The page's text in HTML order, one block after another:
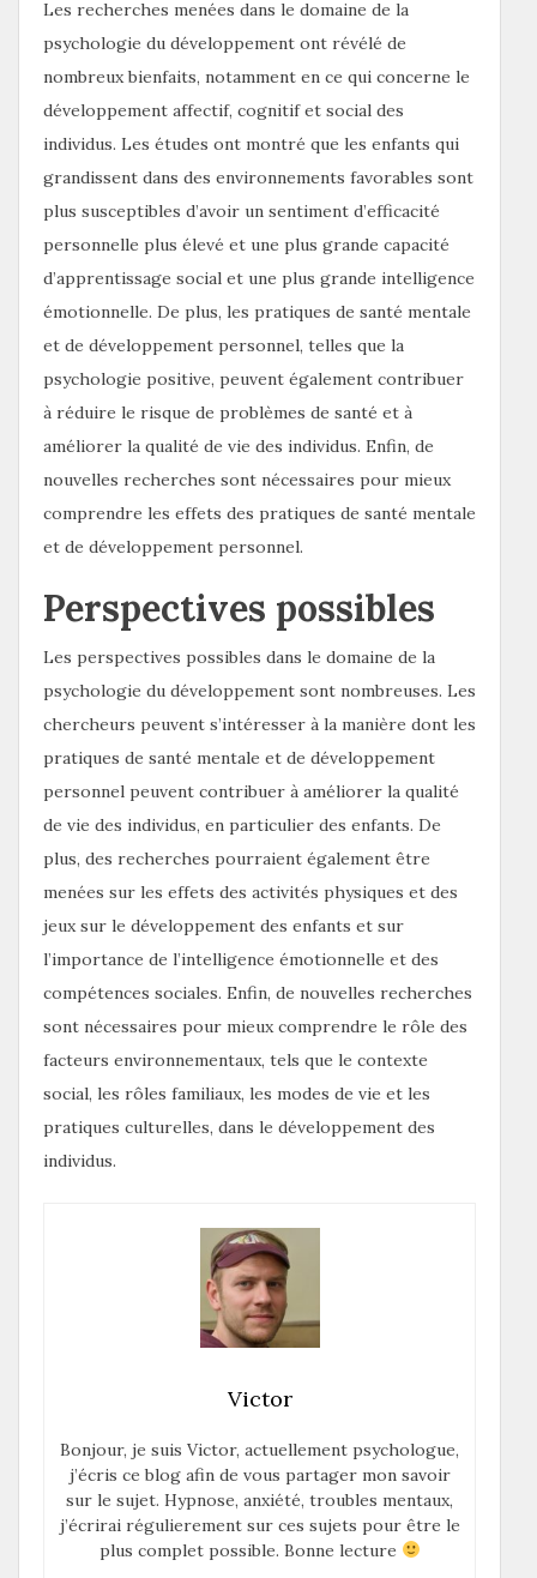
Les recherches menées dans le domaine de la
psychologie du développement ont révélé de
nombreux bienfaits, notamment en ce qui concerne le
développement affectif, cognitif et social des
individus. Les études ont montré que les enfants qui
grandissent dans des environnements favorables sont
plus susceptibles d’avoir un sentiment d’efficacité
personnelle plus élevé et une plus grande capacité
d’apprentissage social et une plus grande intelligence
émotionnelle. De plus, les pratiques de santé mentale
et de développement personnel, telles que la
psychologie positive, peuvent également contribuer
à réduire le risque de problèmes de santé et à
améliorer la qualité de vie des individus. Enfin, de
nouvelles recherches sont nécessaires pour mieux
comprendre les effets des pratiques de santé mentale
et de développement personnel.
Perspectives possibles
Les perspectives possibles dans le domaine de la
psychologie du développement sont nombreuses. Les
chercheurs peuvent s’intéresser à la manière dont les
pratiques de santé mentale et de développement
personnel peuvent contribuer à améliorer la qualité
de vie des individus, en particulier des enfants. De
plus, des recherches pourraient également être
menées sur les effets des activités physiques et des
jeux sur le développement des enfants et sur
l’importance de l’intelligence émotionnelle et des
compétences sociales. Enfin, de nouvelles recherches
sont nécessaires pour mieux comprendre le rôle des
facteurs environnementaux, tels que le contexte
social, les rôles familiaux, les modes de vie et les
pratiques culturelles, dans le développement des
individus.
Victor
Bonjour, je suis Victor, actuellement psychologue,
j’écris ce blog afin de vous partager mon savoir
sur le sujet. Hypnose, anxiété, troubles mentaux,
j’écrirai régulierement sur ces sujets pour être le
plus complet possible. Bonne lecture